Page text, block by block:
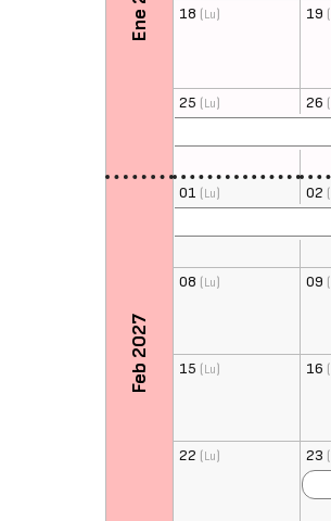
18 (Lu) 19 (
25 (Lu) 26 (
Feb 2027
01 (Lu) 02 (
08 (Lu) 09 (
15 (Lu) 16 (
22 (Lu) 23 (